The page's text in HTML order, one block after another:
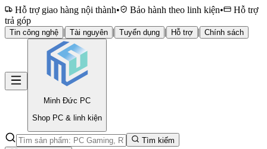
Hỗ trợ giao hàng nội thành• Bảo hành theo linh kiện•
Hỗ trợ
trả góp
Tin công nghệ | Tài nguyên | Tuyển dụng | Hỗ trợ | Chính sách
Minh Đức PC
Shop PC & linh kiện
Tìm kiếm